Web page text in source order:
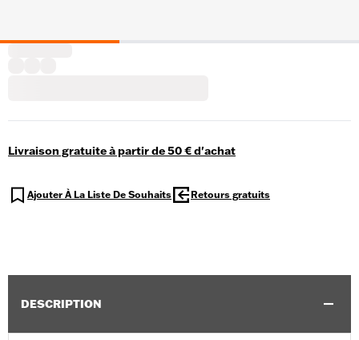
Livraison gratuite à partir de 50 € d'achat
Ajouter À La Liste De Souhaits Retours gratuits
DESCRIPTION